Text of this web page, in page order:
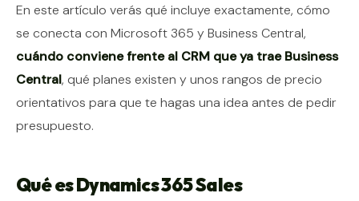
En este artículo verás qué incluye exactamente, cómo
se conecta con Microsoft 365 y Business Central,
cuándo conviene frente al CRM que ya trae Business
Central, qué planes existen y unos rangos de precio
orientativos para que te hagas una idea antes de pedir
presupuesto.
Qué es Dynamics 365 Sales